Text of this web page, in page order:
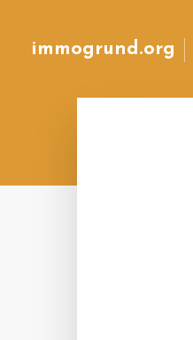
immogrund.org